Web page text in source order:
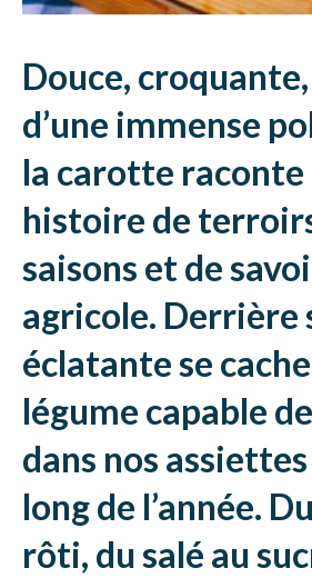
Douce,
d’une immense
la carotte raconte
histoire de
saisons et de
agricole. Derrière
éclatante se
légume capable
dans nos
long de l’année.
rôti, du salé au